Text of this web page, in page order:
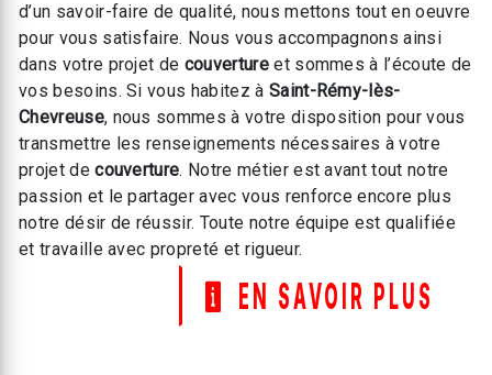
d’un savoir-faire de qualité, nous mettons tout en oeuvre
pour vous satisfaire. Nous vous accompagnons ainsi
dans votre projet de couvertureet sommes à l’écoute de
vos besoins. Si vous habitez à Saint-Rémy-lès-
Chevreuse, nous sommes à votre disposition pour vous
transmettre les renseignements nécessaires à votre
projet decouverture. Notre métier est avant tout notre
passion et le partager avec vous renforce encore plus
notre désir de réussir. Toute notre équipe est qualifiée
et travaille avec propreté et rigueur.
EN SAVOIR PLUS